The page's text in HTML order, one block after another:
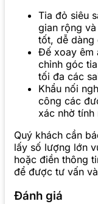
Tia đỏ siêu
gian rộng
tốt, dễ dàng
Đế xoay êm
chỉnh góc
tối đa các
Khẩu nối
công các
xác nhờ tính
Quý khách cần
lấy số lượng lớn
hoặc điền thông
để được tư vấn
Đánh giá